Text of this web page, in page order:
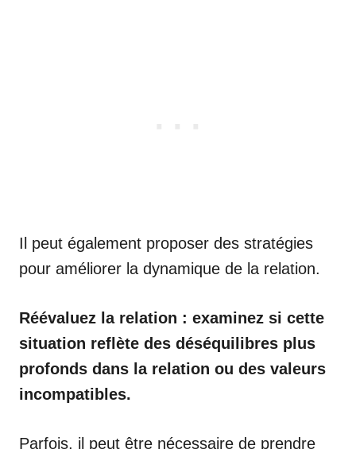
Il peut également proposer des stratégies
pour améliorer la dynamique de la relation.
Réévaluez la relation : examinez si cette
situation reflète des déséquilibres plus
profonds dans la relation ou des valeurs
incompatibles.
Parfois, il peut être nécessaire de prendre